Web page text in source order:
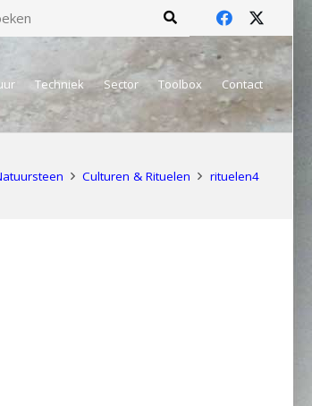
Techniek Sector Toolbox Contact
Culturen & Rituelen rituelen4